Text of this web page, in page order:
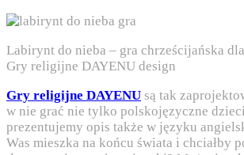
Labirynt do nieba – gra chrześcijańska
Gry religijne DAYENU design
Gry religijne DAYENU są tak
w nie grać nie tylko polskojęzyczne
prezentujemy opis także w języku
Was mieszka na końcu świata i chciałby